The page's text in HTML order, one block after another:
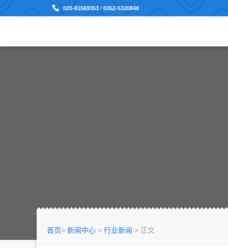
020-81569353 / 0352-5320848
首页> 新闻中心 > 行业新闻 > 正文